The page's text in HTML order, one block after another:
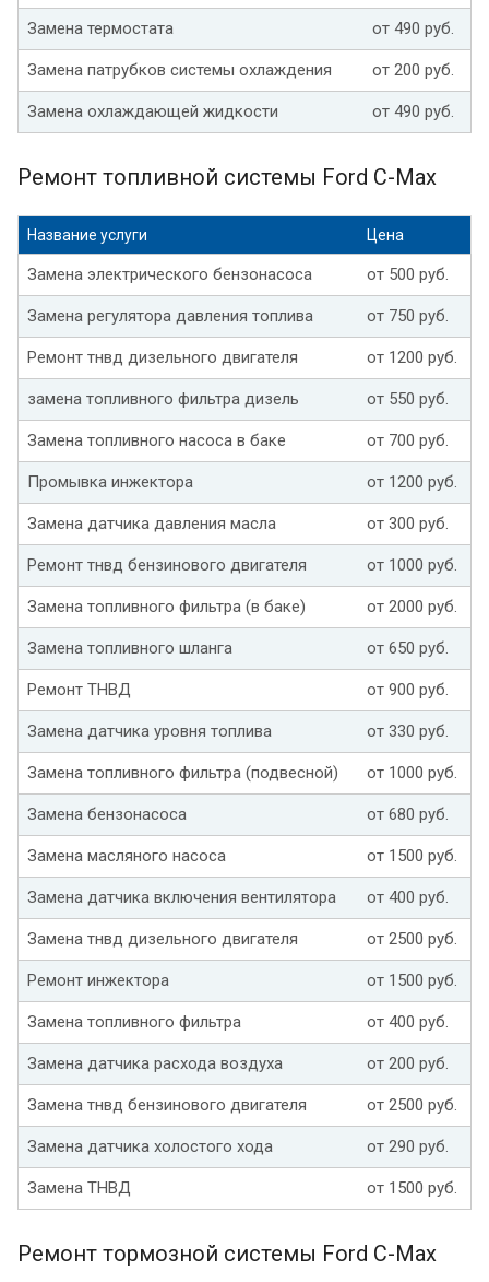
Замена термостата от 490 руб.
Замена патрубков системы охлаждения от 200 руб.
Замена охлаждающей жидкости от 490 руб.
Ремонт топливной системы Ford C-Max
Название услуги Цена
Замена электрического бензонасоса от 500 руб.
Замена регулятора давления топлива от 750 руб.
Ремонт тнвд дизельного двигателя от 1200 руб.
замена топливного фильтра дизель от 550 руб.
Замена топливного насоса в баке от 700 руб.
Промывка инжектора от 1200 руб.
Замена датчика давления масла от 300 руб.
Ремонт тнвд бензинового двигателя от 1000 руб.
Замена топливного фильтра (в баке) от 2000 руб.
Замена топливного шланга от 650 руб.
Ремонт ТНВД от 900 руб.
Замена датчика уровня топлива от 330 руб.
Замена топливного фильтра (подвесной) от 1000 руб.
Замена бензонасоса от 680 руб.
Замена масляного насоса от 1500 руб.
Замена датчика включения вентилятора от 400 руб.
Замена тнвд дизельного двигателя от 2500 руб.
Ремонт инжектора от 1500 руб.
Замена топливного фильтра от 400 руб.
Замена датчика расхода воздуха от 200 руб.
Замена тнвд бензинового двигателя от 2500 руб.
Замена датчика холостого хода от 290 руб.
Замена ТНВД от 1500 руб.
Ремонт тормозной системы Ford C-Max